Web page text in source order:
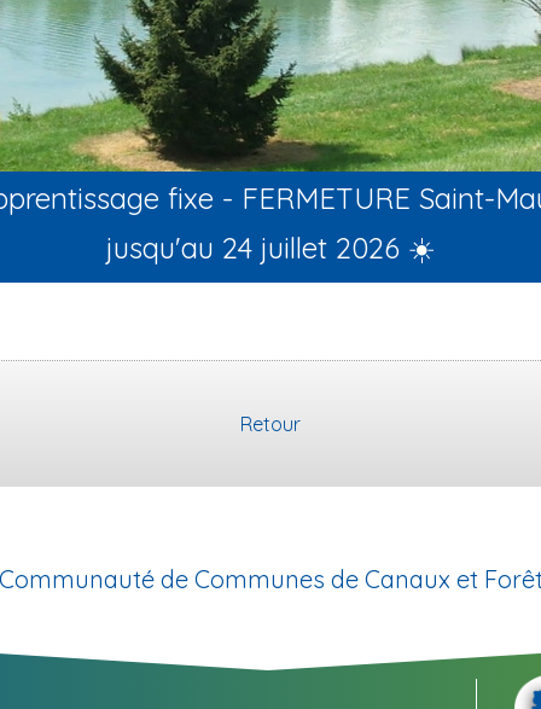
fixe - FERMETURE Saint-
jusqu'au 24 juillet 2026 ☀️
Retour
de Communes de Canaux et